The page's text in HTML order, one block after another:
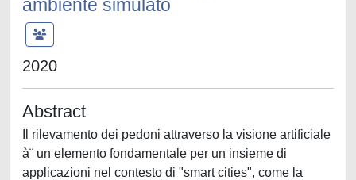
ambiente simulato
2020
Abstract
Il rilevamento dei pedoni attraverso la visione artificiale
à¨ un elemento fondamentale per un insieme di
applicazioni nel contesto di "smart cities", come la